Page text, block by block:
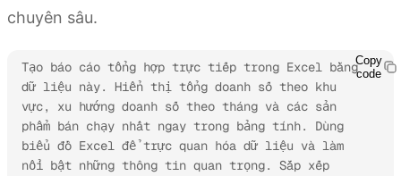
chuyên sâu.
Tạo báo cáo tổng hợp trực tiếp trong Excel bằng
dữ liệu này. Hiển thị tổng doanh số theo khu
vực, xu hướng doanh số theo tháng và các sản
phẩm bán chạy nhất ngay trong bảng tính. Dùng
biểu đồ Excel để trực quan hóa dữ liệu và làm
nổi bật những thông tin quan trọng. Sắp xếp
Copy
code